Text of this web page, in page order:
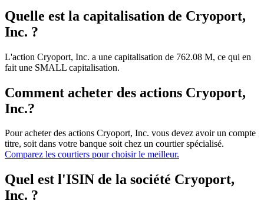
Quelle est la capitalisation de Cryoport,
Inc. ?
L'action Cryoport, Inc. a une capitalisation de 762.08 M, ce qui en
fait une SMALL capitalisation.
Comment acheter des actions Cryoport,
Inc.?
Pour acheter des actions Cryoport, Inc. vous devez avoir un compte
titre, soit dans votre banque soit chez un courtier spécialisé.
Comparez les courtiers pour choisir le meilleur.
Quel est l'ISIN de la société Cryoport,
Inc. ?